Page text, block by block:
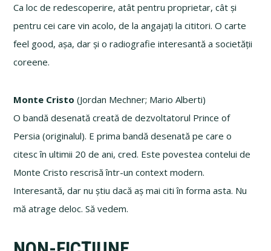
Ca loc de redescoperire, atât pentru proprietar, cât și
pentru cei care vin acolo, de la angajați la cititori. O carte
feel good, așa, dar și o radiografie interesantă a societății
coreene.
Monte Cristo (Jordan Mechner; Mario Alberti)
O bandă desenată creată de dezvoltatorul Prince of
Persia (originalul). E prima bandă desenată pe care o
citesc în ultimii 20 de ani, cred. Este povestea contelui de
Monte Cristo rescrisă într-un context modern.
Interesantă, dar nu știu dacă aș mai citi în forma asta. Nu
mă atrage deloc. Să vedem.